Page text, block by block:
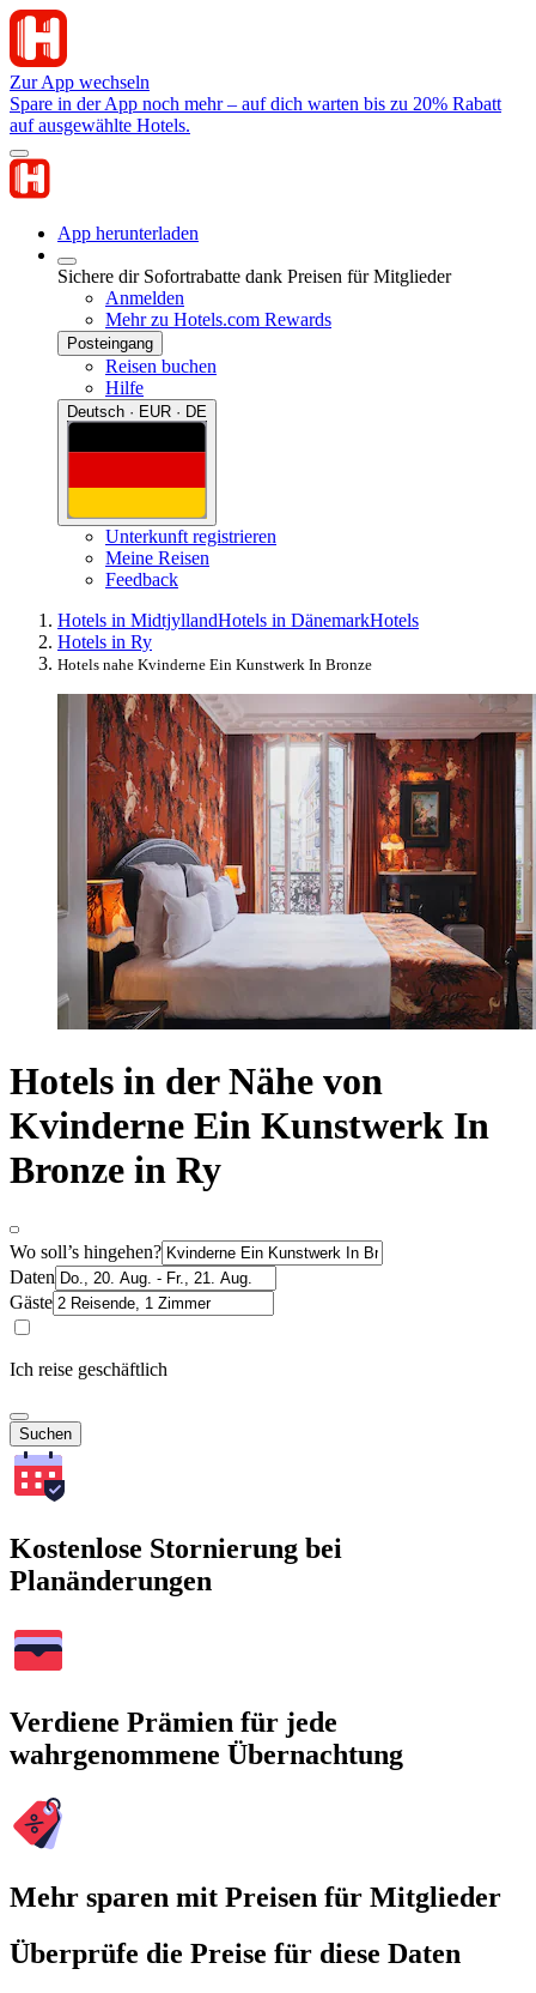
Zur App wechseln
Spare in der App noch mehr – auf dich warten bis zu 20% Rabatt
auf ausgewählte Hotels.
App herunterladen
Sichere dir Sofortrabatte dank Preisen für Mitglieder
Anmelden
Mehr zu Hotels.com Rewards
Posteingang
Reisen buchen
Hilfe
Deutsch · EUR · DE
Unterkunft registrieren
Meine Reisen
Feedback
Hotels in MidtjyllandHotels in DänemarkHotels
Hotels in Ry
Hotels nahe Kvinderne Ein Kunstwerk In Bronze
Hotels in der Nähe von
Kvinderne Ein Kunstwerk In
Bronze in Ry
Wo soll’s hingehen?
Daten
Gäste
Ich reise geschäftlich
Suchen
Kostenlose Stornierung bei
Planänderungen
Verdiene Prämien für jede
wahrgenommene Übernachtung
Mehr sparen mit Preisen für Mitglieder
Überprüfe die Preise für diese Daten